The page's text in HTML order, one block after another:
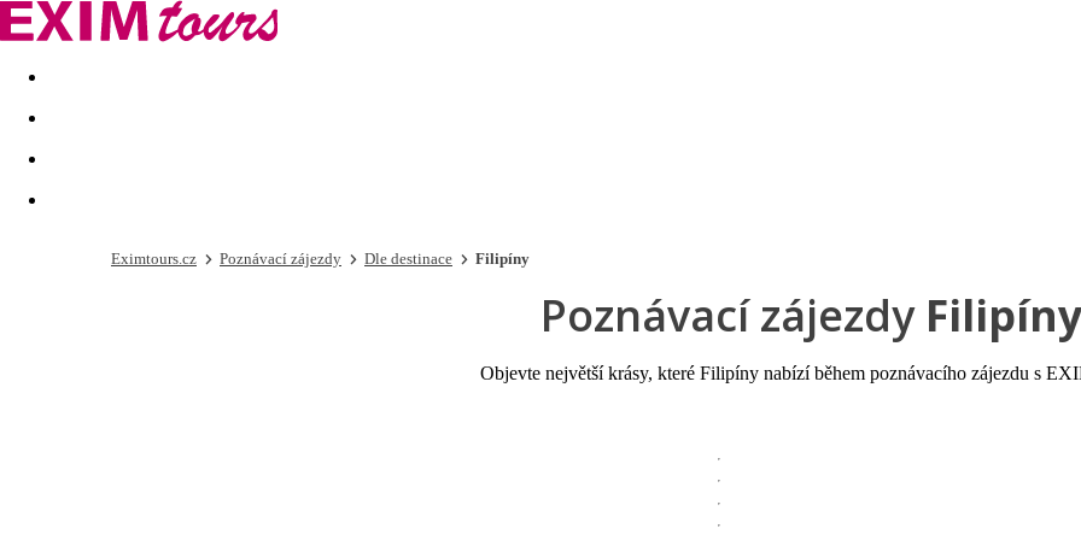
Akční nabídky Last minute
Eximtours.cz Poznávací zájezdy Dle destinace Filipíny
Poznávací zájezdy Filipíny
Objevte největší krásy, které Filipíny nabízí během poznávacího zájezdu s